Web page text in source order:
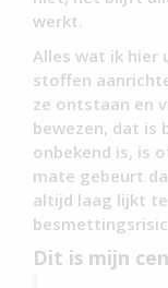
werkt.
Alles wat ik hier
stoffen
ze ontstaan en
bewezen, dat is
onbekend is, is
mate gebeurt
altijd laag lijkt
Dit is mijn